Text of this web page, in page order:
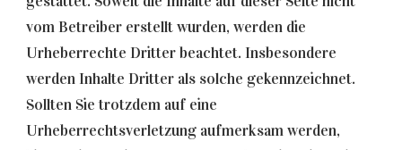
vom Betreiber erstellt wurden, werden die
Urheberrechte Dritter beachtet. Insbesondere
werden Inhalte Dritter als solche gekennzeichnet.
Sollten Sie trotzdem auf eine
Urheberrechtsverletzung aufmerksam werden,